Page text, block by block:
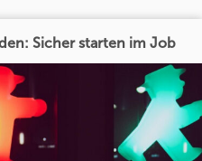
Sicher starten im Job